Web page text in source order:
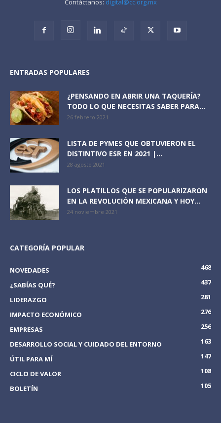
Contáctanos: digital@cc.org.mx
ENTRADAS POPULARES
¿PENSANDO EN ABRIR UNA TAQUERÍA?
TODO LO QUE NECESITAS SABER PARA...
26 febrero 2021
LISTA DE PYMES QUE OBTUVIERON EL
DISTINTIVO ESR EN 2021 |...
28 agosto 2021
LOS PLATILLOS QUE SE POPULARIZARON
EN LA REVOLUCIÓN MEXICANA Y HOY...
24 noviembre 2021
CATEGORÍA POPULAR
NOVEDADES
468
¿SABÍAS QUÉ?
437
LIDERAZGO
281
IMPACTO ECONÓMICO
276
EMPRESAS
256
DESARROLLO SOCIAL Y CUIDADO DEL ENTORNO
163
ÚTIL PARA MÍ
147
CICLO DE VALOR
108
BOLETÍN
105